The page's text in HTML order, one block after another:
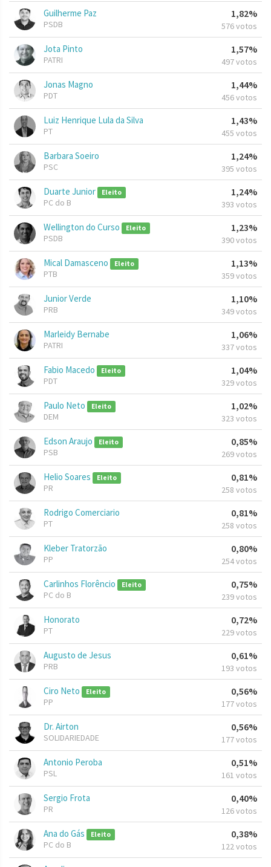
Guilherme Paz
PSDB
1,82%
576 votos
Jota Pinto
PATRI
1,57%
497 votos
Jonas Magno
PDT
1,44%
456 votos
Luiz Henrique Lula da Silva
PT
1,43%
455 votos
Barbara Soeiro
PSC
1,24%
395 votos
Duarte Junior Eleito
PC do B
1,24%
393 votos
Wellington do Curso Eleito
PSDB
1,23%
390 votos
Mical Damasceno Eleito
PTB
1,13%
359 votos
Junior Verde
PRB
1,10%
349 votos
Marleidy Bernabe
PATRI
1,06%
337 votos
Fabio Macedo Eleito
PDT
1,04%
329 votos
Paulo Neto Eleito
DEM
1,02%
323 votos
Edson Araujo Eleito
PSB
0,85%
269 votos
Helio Soares Eleito
PR
0,81%
258 votos
Rodrigo Comerciario
PT
0,81%
258 votos
Kleber Tratorzão
PP
0,80%
254 votos
Carlinhos Florêncio Eleito
PC do B
0,75%
239 votos
Honorato
PT
0,72%
229 votos
Augusto de Jesus
PRB
0,61%
193 votos
Ciro Neto Eleito
PP
0,56%
177 votos
Dr. Airton
SOLIDARIEDADE
0,56%
177 votos
Antonio Peroba
PSL
0,51%
161 votos
Sergio Frota
PR
0,40%
126 votos
Ana do Gás Eleito
PC do B
0,38%
122 votos